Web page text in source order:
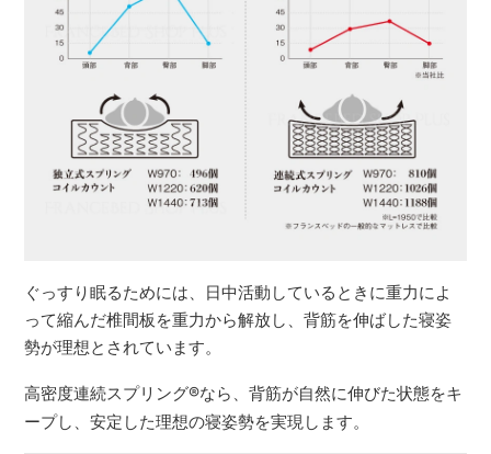
ぐっすり眠るためには、日中活動しているときに重力によ
って縮んだ椎間板を重力から解放し、背筋を伸ばした寝姿
勢が理想とされています。
高密度連続スプリング®なら、背筋が自然に伸びた状態をキ
ープし、安定した理想の寝姿勢を実現します。